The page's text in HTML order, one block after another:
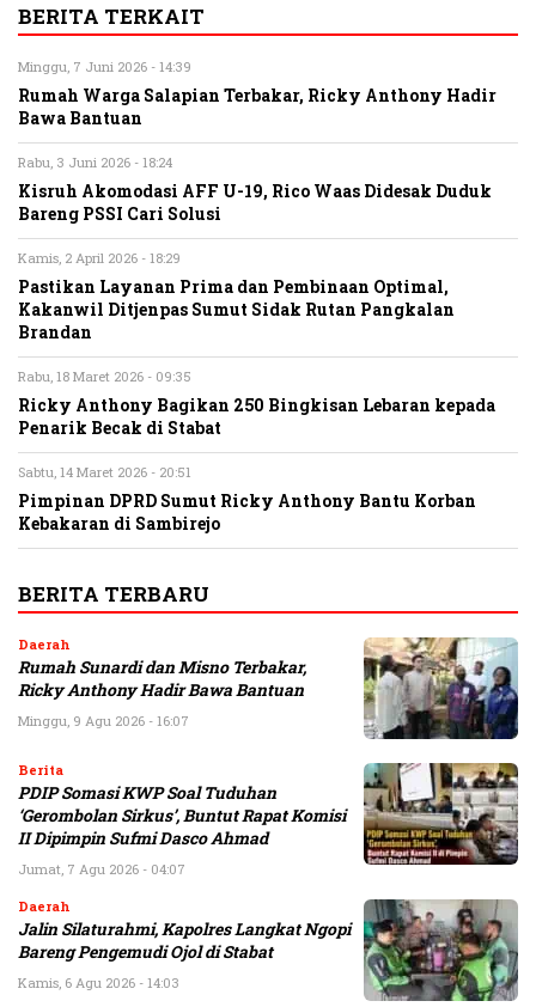
BERITA TERKAIT
Minggu, 7 Juni 2026 - 14:39
Rumah Warga Salapian Terbakar, Ricky Anthony Hadir
Bawa Bantuan
Rabu, 3 Juni 2026 - 18:24
Kisruh Akomodasi AFF U-19, Rico Waas Didesak Duduk
Bareng PSSI Cari Solusi
Kamis, 2 April 2026 - 18:29
Pastikan Layanan Prima dan Pembinaan Optimal,
Kakanwil Ditjenpas Sumut Sidak Rutan Pangkalan
Brandan
Rabu, 18 Maret 2026 - 09:35
Ricky Anthony Bagikan 250 Bingkisan Lebaran kepada
Penarik Becak di Stabat
Sabtu, 14 Maret 2026 - 20:51
Pimpinan DPRD Sumut Ricky Anthony Bantu Korban
Kebakaran di Sambirejo
BERITA TERBARU
Daerah
Rumah Sunardi dan Misno Terbakar,
Ricky Anthony Hadir Bawa Bantuan
Minggu, 9 Agu 2026 - 16:07
Berita
PDIP Somasi KWP Soal Tuduhan
‘Gerombolan Sirkus’, Buntut Rapat Komisi
II Dipimpin Sufmi Dasco Ahmad
Jumat, 7 Agu 2026 - 04:07
Daerah
Jalin Silaturahmi, Kapolres Langkat Ngopi
Bareng Pengemudi Ojol di Stabat
Kamis, 6 Agu 2026 - 14:03